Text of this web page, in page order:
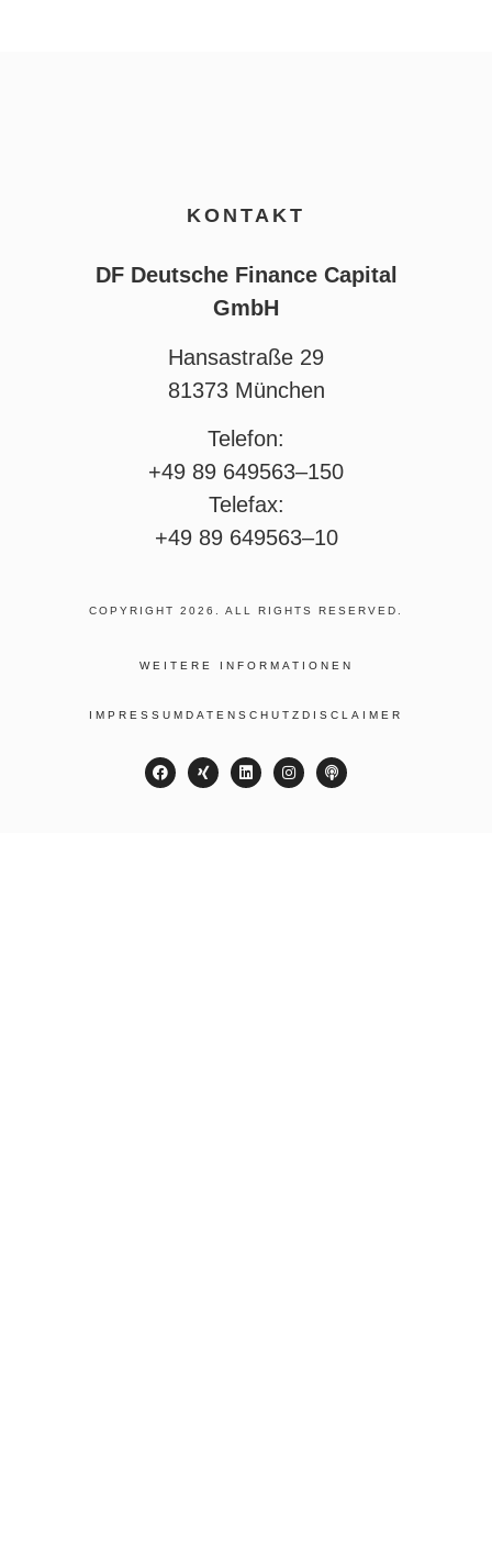
KONTAKT
DF Deutsche Finance Capital
GmbH
Hansastraße 29
81373 München
Telefon:
+49 89 649563–150
Telefax:
+49 89 649563–10
COPYRIGHT 2026. ALL RIGHTS RESERVED.
WEITERE INFORMATIONEN
IMPRESSUM DATENSCHUTZ DISCLAIMER